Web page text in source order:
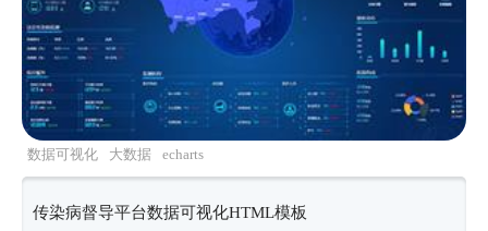
数据可视化 大数据 echarts
传染病督导平台数据可视化HTML模板